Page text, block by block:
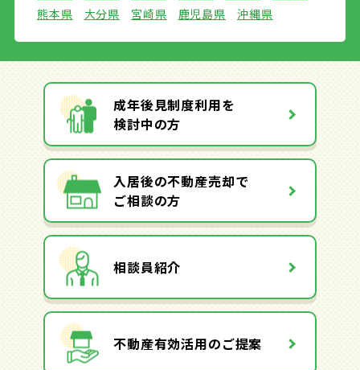
熊本県
大分県 宮崎県 鹿児島県 沖縄県
成年後見制度利用を
検討中の方
入居後の不動産売却で
ご相談の方
相談員紹介
不動産有効活用のご提案